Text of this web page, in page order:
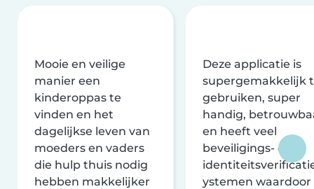
Mooie en veilige
manier een
kinderoppas te
vinden en het
dagelijkse leven van
moeders en vaders
die hulp thuis nodig
hebben makkelijker
Deze applicatie is
supergemakkelijk
gebruiken, super
handig,
en heeft veel
beveiligings- en
ystemen waardoor